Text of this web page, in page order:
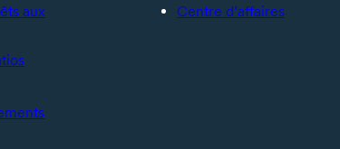
aux
Centre d’affaires